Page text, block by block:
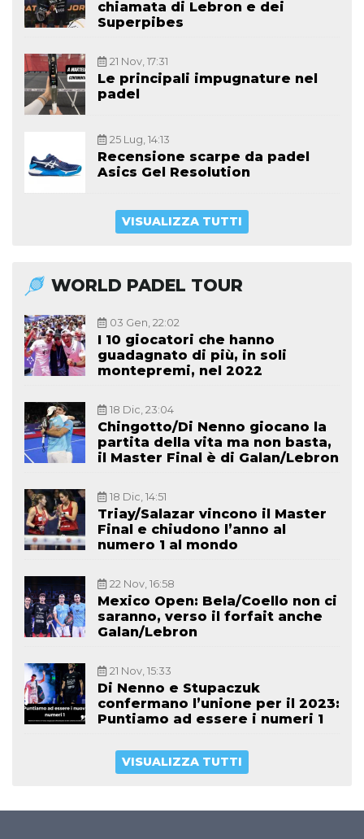
chiamata di Lebron e dei
Superpibes
21 Nov, 17:31
Le principali impugnature nel
padel
25 Lug, 14:13
Recensione scarpe da padel
Asics Gel Resolution
VISUALIZZA TUTTI
WORLD PADEL TOUR
03 Gen, 22:02
I 10 giocatori che hanno
guadagnato di più, in soli
montepremi, nel 2022
18 Dic, 23:04
Chingotto/Di Nenno giocano la
partita della vita ma non basta,
il Master Final è di Galan/Lebron
18 Dic, 14:51
Triay/Salazar vincono il Master
Final e chiudono l’anno al
numero 1 al mondo
22 Nov, 16:58
Mexico Open: Bela/Coello non ci
saranno, verso il forfait anche
Galan/Lebron
21 Nov, 15:33
Di Nenno e Stupaczuk
confermano l’unione per il 2023:
Puntiamo ad essere i numeri 1
VISUALIZZA TUTTI